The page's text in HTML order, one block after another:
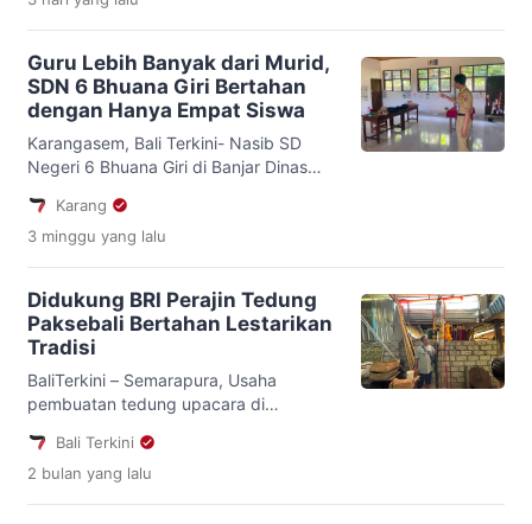
pemantauan serta evaluasi terhadap
mobilitas penduduk non-permanen dan
tata kelola rumah kos di seluruh wilayah
Klungkung. Ketua DPRD Klungkung,
Anak Agung Gde Anom, dalam rapat
Guru Lebih Banyak dari Murid,
SDN 6 Bhuana Giri Bertahan
dengan Hanya Empat Siswa
Karangasem, Bali Terkini- Nasib SD
Negeri 6 Bhuana Giri di Banjar Dinas
Bebandem, semakin memprihatinkan.
Sekolah dasar yang berada di kawasan
2026/2027. Kondisi tersebut membuat
sekolah kini hanya dihuni empat orang
siswa, sementara jumlah tenaga
pendidiknya mencapai tujuh […]
Karang
3 minggu yang lalu
Didukung BRI Perajin Tedung
Paksebali Bertahan Lestarikan
Tradisi
BaliTerkini – Semarapura, Usaha
pembuatan tedung upacara di
Paksebali, Klungkung tetap bertahan.
Meski sulitnya mendapatkan bahan
Bali Terkini
2 bulan yang lalu